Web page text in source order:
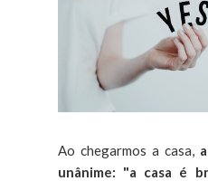
Ao chegarmos a casa,
unânime: "a casa é